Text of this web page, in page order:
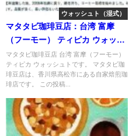
ウォッシュト（湿式）
マタタビ珈琲豆店：台湾 富摩
（フーモー） ティピカ ウォッシ
ュト
マタタビ珈琲豆店 台湾 富摩（フーモー）
ティピカ ウォッシュトです。 マタタビ珈
琲豆店は、香川県高松市にある自家焙煎珈
琲店です。 この投稿...